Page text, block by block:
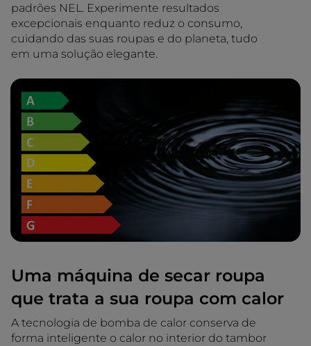
padrões NEL. Experimente resultados
excepcionais enquanto reduz o consumo,
cuidando das suas roupas e do planeta, tudo
em uma solução elegante.
Uma máquina de secar roupa
que trata a sua roupa com calor
A tecnologia de bomba de calor conserva de
forma inteligente o calor no interior do tambor